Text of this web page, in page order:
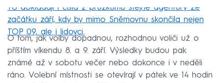
To dokládají i čísla z průzkumu stejné agentury ze
začátku září, kdy by mimo Sněmovnu skončila nejen
TOP 09, ale i lidovci.
O tom, jak volby dopadnou, rozhodnou voliči už o
příštím víkendu 8. a 9. září. Výsledky budou pak
známé až v sobotu večer nebo dokonce i v neděli
ráno. Volební místnosti se otevírají v pátek ve 14 hodin